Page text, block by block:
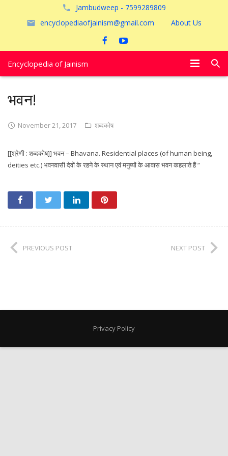
Jambudweep - 7599289809
encyclopediaofjainism@gmail.com
About Us
Encyclopedia of Jainism
अयोध्या
भवन!
November 21, 2017 शब्दकोष
[[श्रेणी : शब्दकोष]] भवन – Bhavana. Residential places (of human being,
deities etc.) भवनवासी देवों के रहने के स्थान एवं मनुष्यों के आवास भवन कहलाते हैं “
PREVIOUS POST NEXT POST
Privacy Policy